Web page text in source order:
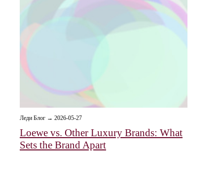
Леди Блог → 2026-05-27
Loewe vs. Other Luxury Brands: What
Sets the Brand Apart